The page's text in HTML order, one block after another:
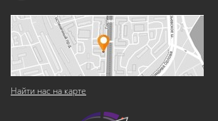
Найти нас на карте